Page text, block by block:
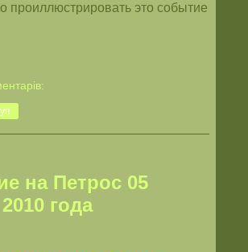
проиллюстрировать это событие
на Петрос 05
года